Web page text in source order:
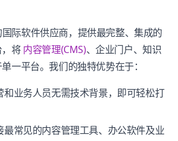
际软件供应商，提供最完整、集成的
将内容管理(CMS)、企业门户、知识
一平台。我们的独特优势在于：
和业务人员无需技术背景，即可轻松打
最常见的内容管理工具、办公软件及业